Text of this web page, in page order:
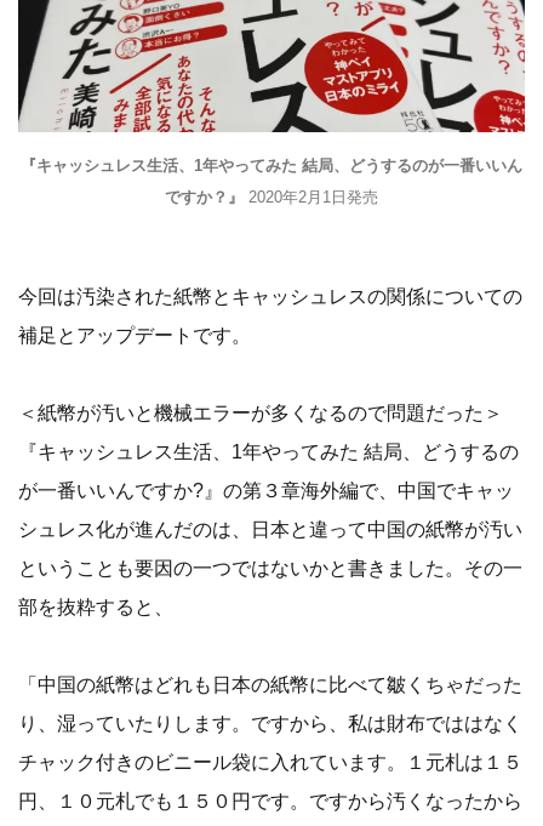
『キャッシュレス生活、1年やってみた 結局、どうするのが一番いいん
ですか？』
2020年2月1日発売
今回は汚染された紙幣とキャッシュレスの関係についての
補足とアップデートです。
＜紙幣が汚いと機械エラーが多くなるので問題だった＞
『キャッシュレス生活、1年やってみた 結局、どうするの
が一番いいんですか?』の第３章海外編で、中国でキャッ
シュレス化が進んだのは、日本と違って中国の紙幣が汚い
ということも要因の一つではないかと書きました。その一
部を抜粋すると、
「中国の紙幣はどれも日本の紙幣に比べて皺くちゃだった
り、湿っていたりします。ですから、私は財布でははなく
チャック付きのビニール袋に入れています。１元札は１５
円、１０元札でも１５０円です。ですから汚くなったから